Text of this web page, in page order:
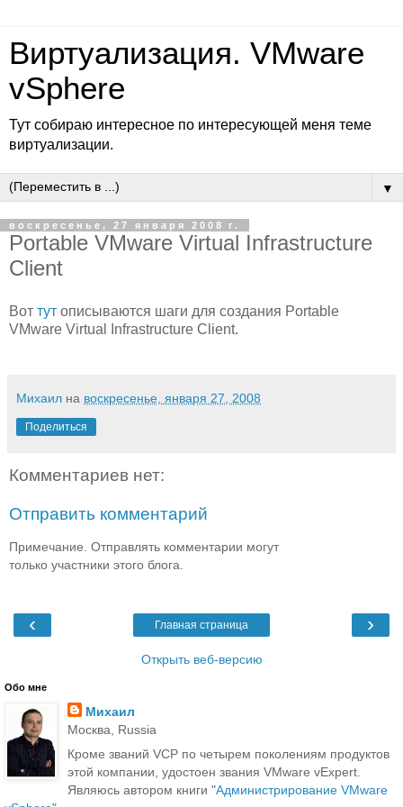
Виртуализация. VMware
vSphere
Тут собираю интересное по интересующей меня теме
виртуализации.
▼
воскресенье, 27 января 2008 г.
Portable VMware Virtual Infrastructure
Client
Вот тут описываются шаги для создания Portable
VMware Virtual Infrastructure Client.
Михаил на воскресенье, января 27, 2008
Поделиться
Комментариев нет:
Отправить комментарий
Примечание. Отправлять комментарии могут
только участники этого блога.
‹ ›
Главная страница
Открыть веб-версию
Обо мне
Михаил
Москва, Russia
Кроме званий VCP по четырем поколениям продуктов
этой компании, удостоен звания VMware vExpert.
Являюсь автором книги "Администрирование VMware